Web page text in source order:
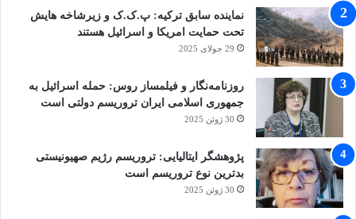
نماینده سابق ترکیه: پ.ک.ک و زیرشاخه هایش
تحت حمایت امریکا و اسرائیل هستند
29 جولای 2025
روزنامه‌نگار و فیلمساز روس: حمله اسرائیل به
جمهوری اسلامی ایران تروریسم دولتی است
30 ژوئن 2025
پژوهشگر ایتالیایی: تروریسم رژیم صهیونیستی
بدترین نوع تروریسم است
30 ژوئن 2025